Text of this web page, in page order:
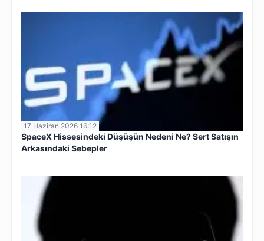
17 Haziran 2026 16:12
SpaceX Hissesindeki Düşüşün Nedeni Ne? Sert Satışın
Arkasındaki Sebepler